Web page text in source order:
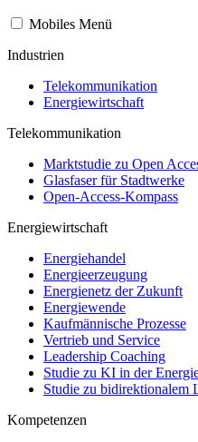
Mobiles Menü
Industrien
Telekommunikation
Energiewirtschaft
Telekommunikation
Marktstudie zu Open
Glasfaser für Stadtwerke
Open-Access-Kompass
Energiewirtschaft
Energiehandel
Energieerzeugung
Energienetz der Zukunft
Energiewende
Kaufmännische Prozesse
Vertrieb und Service
Leadership Coaching
Studie zu KI in der
Studie zu bidirektionalem
Kompetenzen